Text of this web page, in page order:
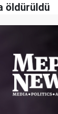
öldürüldü